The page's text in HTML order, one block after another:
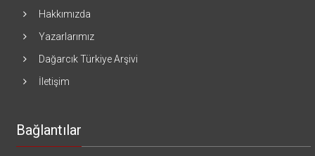
Hakkımızda
Yazarlarımız
Dağarcık Türkiye Arşivi
İletişim
Bağlantılar